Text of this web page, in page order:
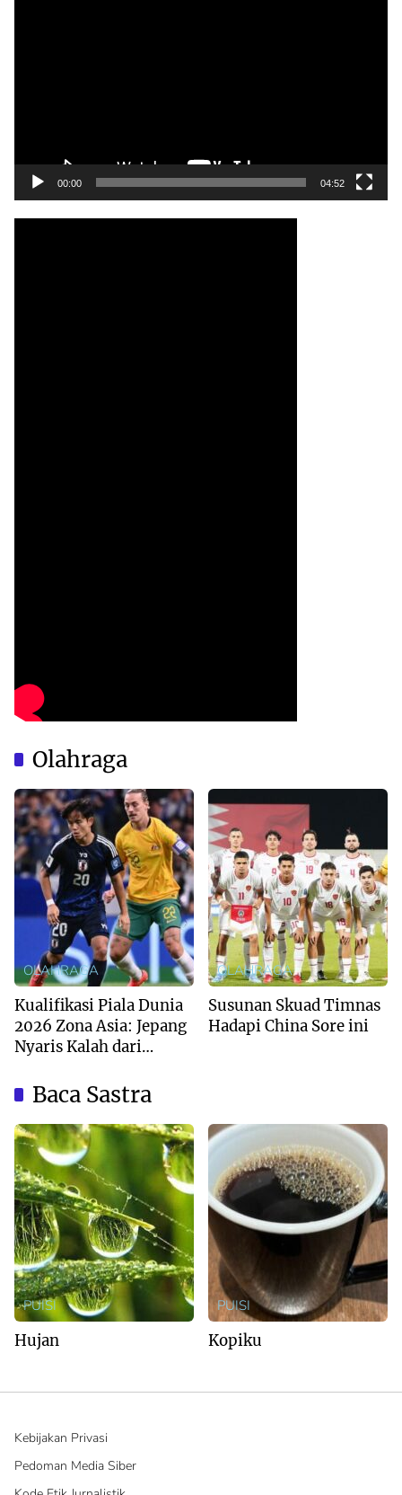
00:00 04:52
Olahraga
OLAHRAGA
Kualifikasi Piala Dunia
2026 Zona Asia: Jepang
Nyaris Kalah dari
OLAHRAGA
Susunan Skuad Timnas
Hadapi China Sore ini
Baca Sastra
PUISI
Hujan
PUISI
Kopiku
Kebijakan Privasi
Pedoman Media Siber